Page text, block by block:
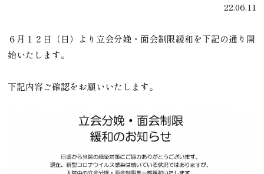
22.06.11
６月１２日（日）より立会分娩・面会制限緩和を下記の通り開
始いたします。
下記内容ご確認をお願いいたします。